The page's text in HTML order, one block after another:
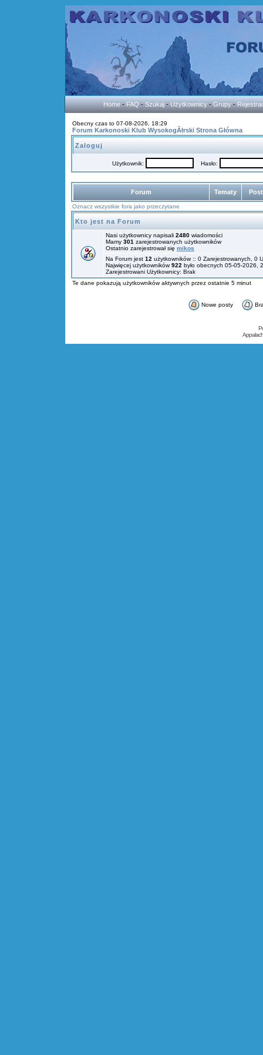
Home-FAQ-Szukaj-Użytkownicy-Grupy-
Obecny czas to 07-08-2026, 18:29
Forum Karkonoski Klub WysokogĂłrski Strona Główna
Zaloguj
Użytkownik: Hasło:
Forum Tematy
Oznacz wszystkie fora jako przeczytane
Kto jest na Forum
Nasi użytkownicy napisali 2480 wiadomości
Mamy 301 zarejestrowanych użytkowników
Ostatnio zarejestrował się mikos
Na Forum jest 12 użytkowników :: 0 Zarejestrowanych, 0
Najwięcej użytkowników922 było obecnych 05-05-2026,
Zarejestrowani Użytkownicy: Brak
Te dane pokazują użytkowników aktywnych przez ostatnie 5 minut
Nowe posty